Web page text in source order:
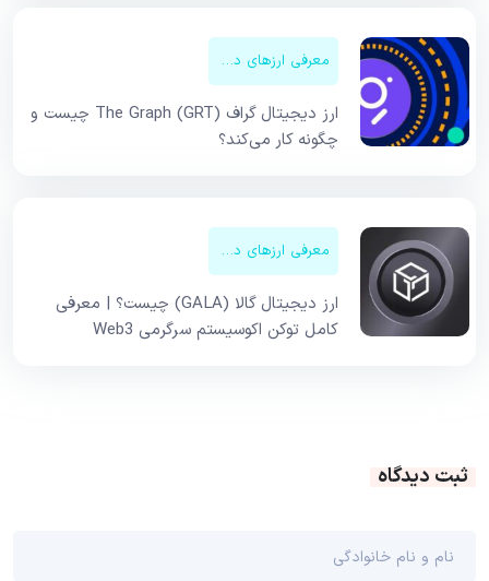
معرفی ارزهای دیجیتال
ارز دیجیتال گراف The Graph (GRT) چیست و
چگونه کار می‌کند؟
معرفی ارزهای دیجیتال
ارز دیجیتال گالا (GALA) چیست؟ | معرفی
کامل توکن اکوسیستم سرگرمی Web3
ثبت دیدگاه